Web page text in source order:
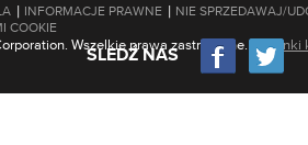
| INFORMACJE PRAWNE | NIE SPRZEDAWAJ/
COOKIE
Wszelkie prawa zastrzeżone.
ŚLEDŹ NAS